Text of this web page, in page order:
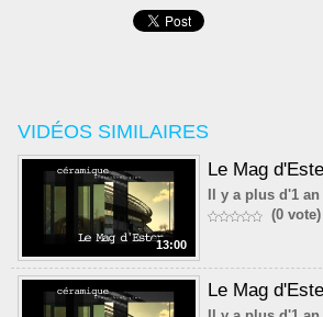
VIDÉOS SIMILAIRES
13:00
Le Mag
Il y a plus d'1 an
(0 vote)
Le Mag